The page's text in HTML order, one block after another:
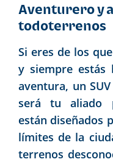
Aventurero y
todoterrenos
Si eres de los
y siempre estás
aventura, un
será tu aliado
están diseñados
límites de la
terrenos